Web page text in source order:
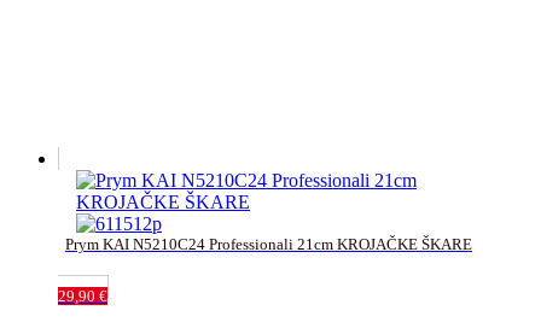
Prym KAI N5210C24 Professionali 21cm KROJAČKE ŠKARE
29,90 €